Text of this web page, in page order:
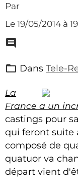
Par
Le 19/05/2014 à
Dans Tele-
La
France a un
castings pour
qui feront suite
composé de
quatuor va
départ vient